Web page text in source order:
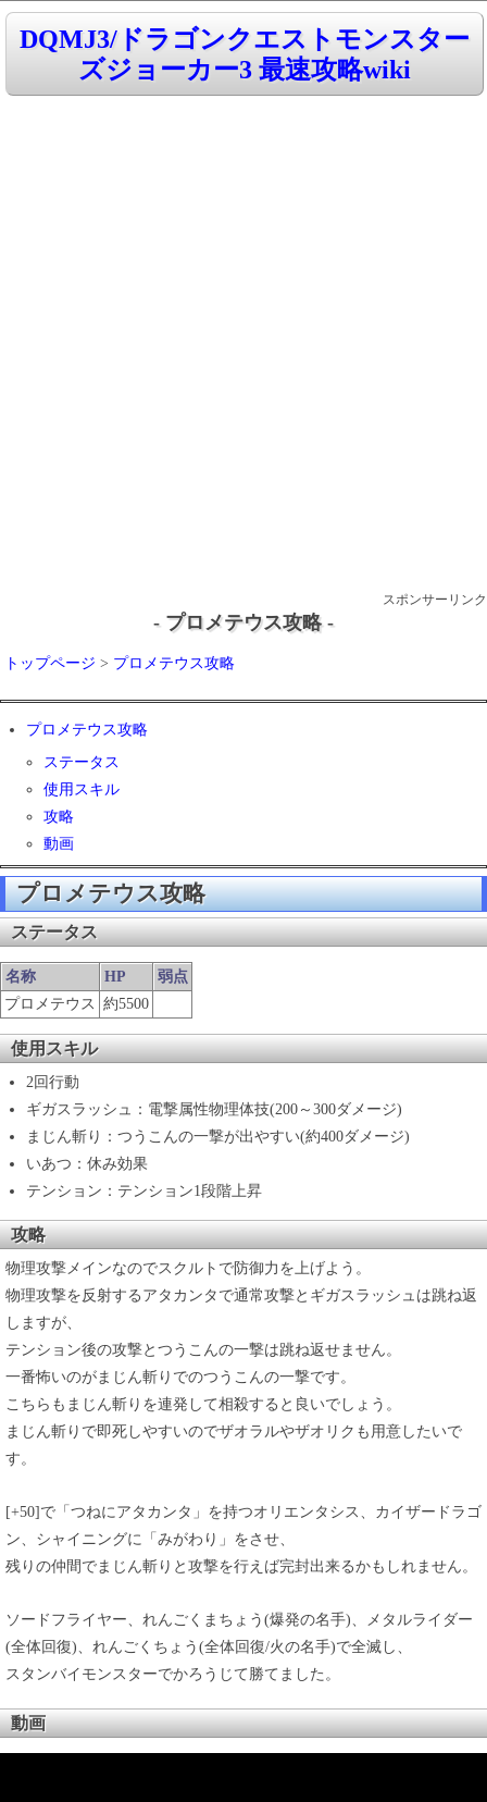
DQMJ3/ドラゴンクエストモンスター
ズジョーカー3 最速攻略wiki
スポンサーリンク
- プロメテウス攻略 -
トップページ > プロメテウス攻略
プロメテウス攻略
ステータス
使用スキル
攻略
動画
プロメテウス攻略
ステータス
名称 HP
弱点
プロメテウス 約5500
使用スキル
2回行動
ギガスラッシュ：電撃属性物理体技(200～300ダメージ)
まじん斬り：つうこんの一撃が出やすい(約400ダメージ)
いあつ：休み効果
テンション：テンション1段階上昇
攻略
物理攻撃メインなのでスクルトで防御力を上げよう。
物理攻撃を反射するアタカンタで通常攻撃とギガスラッシュは跳ね返
しますが、
テンション後の攻撃とつうこんの一撃は跳ね返せません。
一番怖いのがまじん斬りでのつうこんの一撃です。
こちらもまじん斬りを連発して相殺すると良いでしょう。
まじん斬りで即死しやすいのでザオラルやザオリクも用意したいで
す。
[+50]で「つねにアタカンタ」を持つオリエンタシス、カイザードラゴ
ン、シャイニングに「みがわり」をさせ、
残りの仲間でまじん斬りと攻撃を行えば完封出来るかもしれません。
ソードフライヤー、れんごくまちょう(爆発の名手)、メタルライダー
(全体回復)、れんごくちょう(全体回復/火の名手)で全滅し、
スタンバイモンスターでかろうじて勝てました。
動画